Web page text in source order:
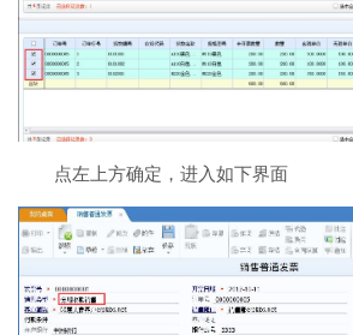
点左上方确定，进入如下界面